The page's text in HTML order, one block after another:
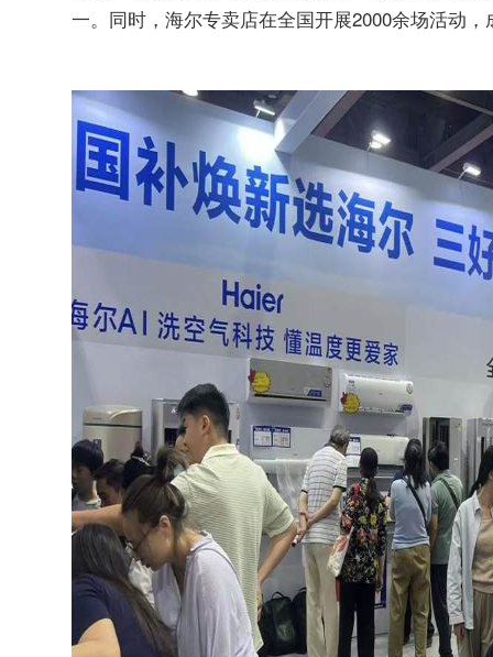
一。同时，海尔专卖店在全国开展2000余场活动